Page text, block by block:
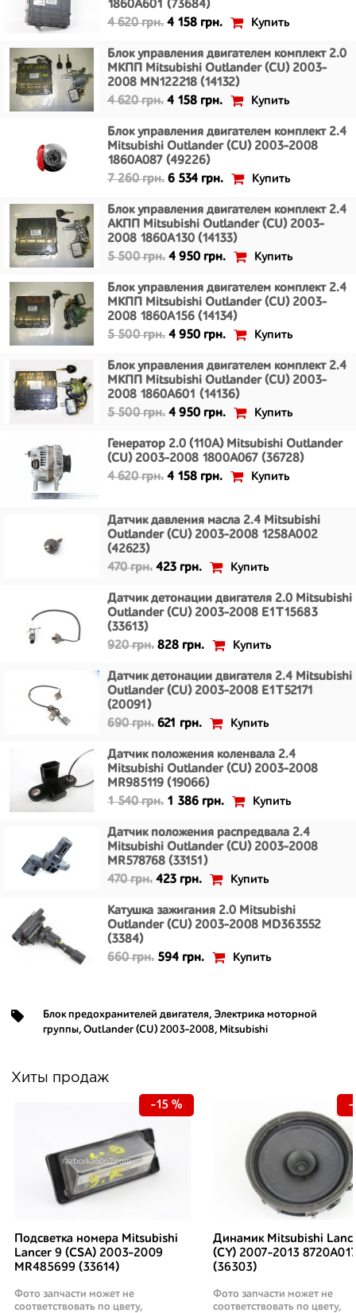
1860A601 (73684)
4 620 грн. 4 158 грн. Купить
Блок управления двигателем комплект 2.0
МКПП Mitsubishi Outlander (CU) 2003-
2008 MN122218 (14132)
4 620 грн. 4 158 грн. Купить
Блок управления двигателем комплект 2.4
Mitsubishi Outlander (CU) 2003-2008
1860A087 (49226)
7 260 грн. 6 534 грн. Купить
Блок управления двигателем комплект 2.4
АКПП Mitsubishi Outlander (CU) 2003-
2008 1860A130 (14133)
5 500 грн. 4 950 грн. Купить
Блок управления двигателем комплект 2.4
МКПП Mitsubishi Outlander (CU) 2003-
2008 1860A156 (14134)
5 500 грн. 4 950 грн. Купить
Блок управления двигателем комплект 2.4
МКПП Mitsubishi Outlander (CU) 2003-
2008 1860A601 (14136)
5 500 грн. 4 950 грн. Купить
Генератор 2.0 (110A) Mitsubishi Outlander
(CU) 2003-2008 1800A067 (36728)
4 620 грн. 4 158 грн. Купить
Датчик давления масла 2.4 Mitsubishi
Outlander (CU) 2003-2008 1258A002
(42623)
470 грн. 423 грн. Купить
Датчик детонации двигателя 2.0 Mitsubishi
Outlander (CU) 2003-2008 E1T15683
(33613)
920 грн. 828 грн. Купить
Датчик детонации двигателя 2.4 Mitsubishi
Outlander (CU) 2003-2008 E1T52171
(20091)
690 грн. 621 грн. Купить
Датчик положения коленвала 2.4
Mitsubishi Outlander (CU) 2003-2008
MR985119 (19066)
1 540 грн. 1 386 грн. Купить
Датчик положения распредвала 2.4
Mitsubishi Outlander (CU) 2003-2008
MR578768 (33151)
470 грн. 423 грн. Купить
Катушка зажигания 2.0 Mitsubishi
Outlander (CU) 2003-2008 MD363552
(3384)
660 грн. 594 грн. Купить
Блок предохранителей двигателя, Электрика моторной
группы, Outlander (CU) 2003-2008, Mitsubishi
Хиты продаж
Подсветка номера Mitsubishi
Lancer 9 (CSA) 2003-2009
MR485699 (33614)
Фото запчасти может не
соответствовать по цвету,
-15 %
Динамик Mitsubishi
(CY) 2007-2013
(36303)
Фото запчасти может не
соответствовать по цвету,
-